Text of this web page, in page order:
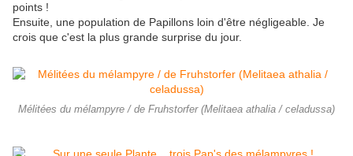
points !
Ensuite, une population de Papillons loin d'être négligeable. Je
crois que c'est la plus grande surprise du jour.
Mélitées du mélampyre / de Fruhstorfer (Melitaea athalia / celadussa)